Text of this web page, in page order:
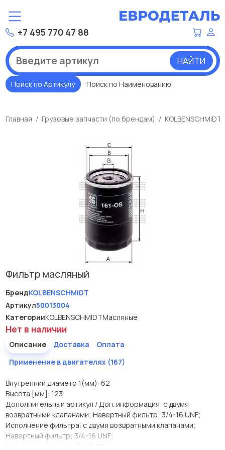
+7 495 770 47 88
НАЙТИ
Поиск по Артикулу Поиск по Наименованию
Главная Грузовые запчасти (по брендам) KOLBENSCHMIDT
Фильтр масляный
БрендKOLBENSCHMIDT
Артикул50013004
КатегорииKOLBENSCHMIDTМасляные
Нет в наличии
Описание Доставка
Оплата
Применение в двигателях (167)
Внутренний диаметр 1(мм): 62
Высота [мм]: 123
Дополнительный артикул / Доп. информация: с двумя
возвратными клапанами; Навертный фильтр; 3/4-16 UNF;
Исполнение фильтра: с двумя возвратными клапанами;
Навертный фильтр; 3/4-16 UNF;
Наружный диаметр 1 [мм]: 76